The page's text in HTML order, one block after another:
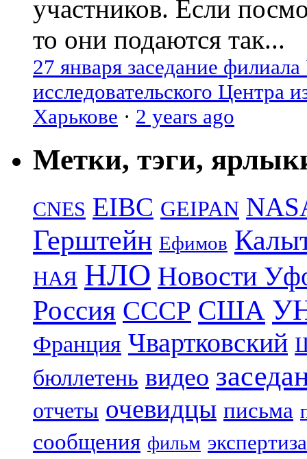
участников. Если
то они подаются так...
27 января заседание
исследовательского Центра
Харькове · 2 years ago
Метки, тэги,
CNES EIBC GEIPAN
Герштейн Ефимов
НАЯ НЛО Новости
Россия СССР США
Франция Чвартковский
бюллетень видео
отчеты очевидцы письма
сообщения фильм экспертиза